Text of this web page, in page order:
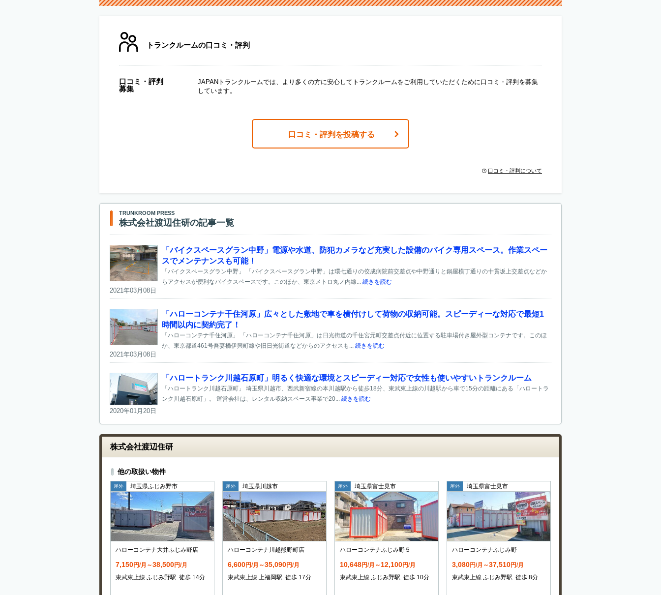
トランクルームの口コミ・評判
口コミ・評判
募集
JAPANトランクルームでは、より多くの方に安心してトランクルームをご利用していただくために口コミ・評判を募集
しています。
口コミ・評判を投稿する
口コミ・評判について
TRUNKROOM PRESS
株式会社渡辺住研の記事一覧
「バイクスペースグラン中野」電源や水道、防犯カメラなど充実した設備のバイク専用スペース。作業スペー
スでメンテナンスも可能！
「バイクスペースグラン中野」 「バイクスペースグラン中野」は環七通りの佼成病院前交差点や中野通りと鍋屋横丁通りの十貫坂上交差点などか
らアクセスが便利なバイクスペースです。このほか、東京メトロ丸ノ内線...
続きを読む
2021年03月08日
「ハローコンテナ千住河原」広々とした敷地で車を横付けして荷物の収納可能。スピーディーな対応で最短1
時間以内に契約完了！
「ハローコンテナ千住河原」 「ハローコンテナ千住河原」は日光街道の千住宮元町交差点付近に位置する駐車場付き屋外型コンテナです。このほ
か、東京都道461号吾妻橋伊興町線や旧日光街道などからのアクセスも...
続きを読む
2021年03月08日
「ハロートランク川越石原町」明るく快適な環境とスピーディー対応で女性も使いやすいトランクルーム
「ハロートランク川越石原町」 埼玉県川越市、西武新宿線の本川越駅から徒歩18分、東武東上線の川越駅から車で15分の距離にある「ハロートラ
ンク川越石原町」。 運営会社は、レンタル収納スペース事業で20...
続きを読む
2020年01月20日
株式会社渡辺住研
他の取扱い物件
屋外 埼玉県ふじみ野市
ハローコンテナ大井ふじみ野店
7,150円/月～38,500円/月
東武東上線 ふじみ野駅 徒歩 14分
屋外 埼玉県川越市
ハローコンテナ川越熊野町店
6,600円/月～35,090円/月
東武東上線 上福岡駅 徒歩 17分
屋外 埼玉県富士見市
ハローコンテナふじみ野５
10,648円/月～ 12,100円/月
東武東上線 ふじみ野駅 徒歩 10分
屋外 埼玉県富士見市
ハローコンテナふじみ野
3,080円/月～37,510円/月
東武東上線 ふじみ野駅 徒歩 8分